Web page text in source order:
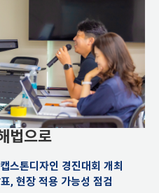
법으로
스톤디자인 경진대회 개최
, 현장 적용 가능성 점검